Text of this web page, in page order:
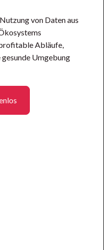
von Daten aus
Abläufe,
Umgebung